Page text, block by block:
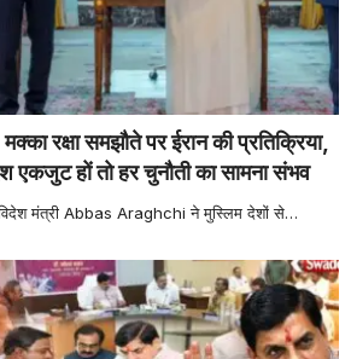
रक्षा समझौते पर ईरान की प्रतिक्रिया,
एकजुट हों तो हर चुनौती का सामना संभव
मंत्री Abbas Araghchi ने मुस्लिम देशों से…